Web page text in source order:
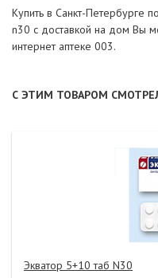
Купить в Санкт-Петербурге
n30 с доставкой на дом Вы
интернет аптеке 003.
С ЭТИМ ТОВАРОМ
Экватор 5+10 таб N30